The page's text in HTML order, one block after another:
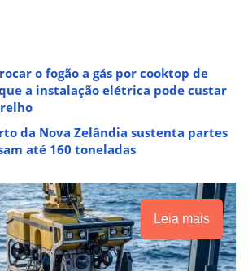
o fogão a gás por cooktop de
a instalação elétrica pode custar
da Nova Zelândia sustenta partes
até 160 toneladas
Leia mais